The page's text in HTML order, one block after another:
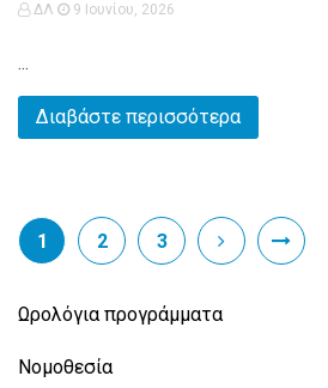
ΔΛ 9 Ιουνίου, 2026
...
Διαβάστε περισσότερα
1 2 3
Ωρολόγια προγράμματα
Νομοθεσία